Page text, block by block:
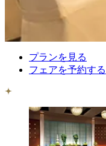
プランを見る
フェアを予約する